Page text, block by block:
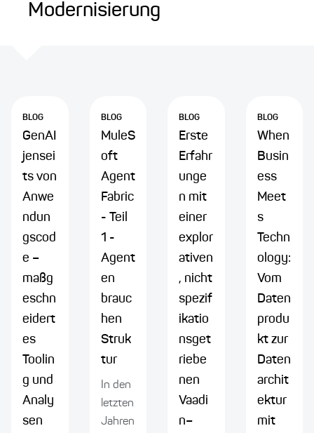
Modernisierung
BLOG
GenAI
jensei
ts von
Anwe
ndun
gscod
e –
maßg
eschn
eidert
es
Toolin
g und
Analy
sen
BLOG
MuleS
oft
Agent
Fabric
- Teil
1 -
Agent
en
brauc
hen
Struk
tur
In den
letzten
Jahren
BLOG
Erste
Erfahr
unge
n mit
einer
explor
ativen
, nicht
spezif
ikatio
nsget
riebe
nen
Vaadi
n–
BLOG
When
Busin
ess
Meet
s
Techn
ology:
Vom
Daten
produ
kt zur
Daten
archit
ektur
mit